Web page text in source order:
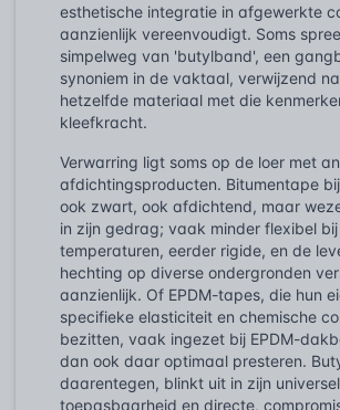
esthetische integratie in afgewerkte
aanzienlijk vereenvoudigt. Soms
simpelweg van 'butylband', een
synoniem in de vaktaal, verwijzend
hetzelfde materiaal met die
kleefkracht.
Verwarring ligt soms op de loer met
afdichtingsproducten. Bitumentape
ook zwart, ook afdichtend, maar
in zijn gedrag; vaak minder flexibel
temperaturen, eerder rigide, en de
hechting op diverse ondergronden
aanzienlijk. Of EPDM-tapes, die hun
specifieke elasticiteit en chemische
bezitten, vaak ingezet bij EPDM-
dan ook daar optimaal presteren.
daarentegen, blinkt uit in zijn
toepasbaarheid en directe,